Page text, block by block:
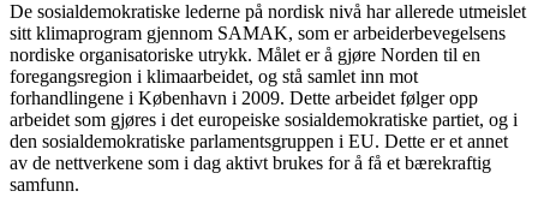
De sosialdemokratiske lederne på nordisk nivå har allerede utmeislet
sitt klimaprogram gjennom SAMAK, som er arbeiderbevegelsens
nordiske organisatoriske utrykk. Målet er å gjøre Norden til en
foregangsregion i klimaarbeidet, og stå samlet inn mot
forhandlingene i København i 2009. Dette arbeidet følger opp
arbeidet som gjøres i det europeiske sosialdemokratiske partiet, og i
den sosialdemokratiske parlamentsgruppen i EU. Dette er et annet
av de nettverkene som i dag aktivt brukes for å få et bærekraftig
samfunn.